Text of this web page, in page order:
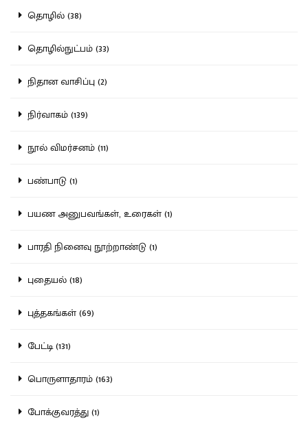
தொழில் (38)
தொழில்நுட்பம் (33)
நிதான வாசிப்பு (2)
நிர்வாகம் (139)
நூல் விமர்சனம் (11)
பண்பாடு (1)
பயண அனுபவங்கள், உரைகள் (1)
பாரதி நினைவு நூற்றாண்டு (1)
புதையல் (18)
புத்தகங்கள் (69)
பேட்டி (131)
பொருளாதாரம் (163)
போக்குவரத்து (1)